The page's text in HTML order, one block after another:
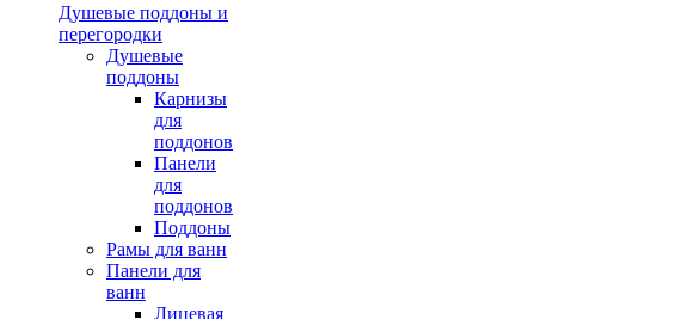
Душевые поддоны и
перегородки
Душевые
поддоны
Карнизы
для
поддонов
Панели
для
поддонов
Поддоны
Рамы для ванн
Панели для
ванн
Лицевая